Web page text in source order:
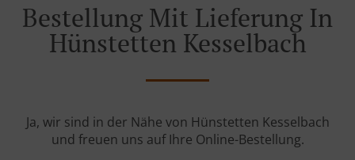
Bestellung Mit Lieferung In
Hünstetten Kesselbach
Ja, wir sind in der Nähe von Hünstetten Kesselbach
und freuen uns auf Ihre Online-Bestellung.